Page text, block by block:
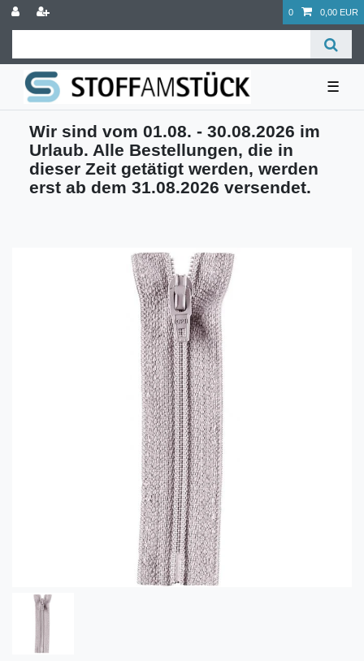
0 0,00 EUR
☰
Wir sind vom 01.08. - 30.08.2026 im
Urlaub. Alle Bestellungen, die in
dieser Zeit getätigt werden, werden
erst ab dem 31.08.2026 versendet.